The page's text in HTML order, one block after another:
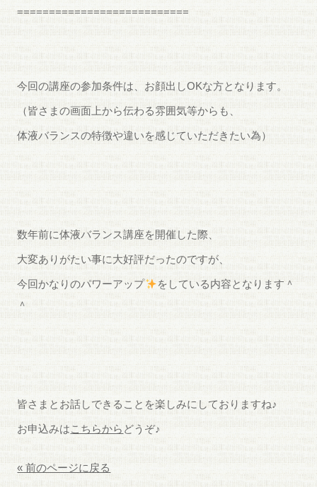
===========================
今回の講座の参加条件は、お顔出しOKな方となります。
（皆さまの画面上から伝わる雰囲気等からも、
体液バランスの特徴や違いを感じていただきたい為）
数年前に体液バランス講座を開催した際、
大変ありがたい事に大好評だったのですが、
今回かなりのパワーアップ
をしている内容となります＾
＾
皆さまとお話しできることを楽しみにしておりますね♪
お申込みはこちらから どうぞ♪
« 前のページに戻る